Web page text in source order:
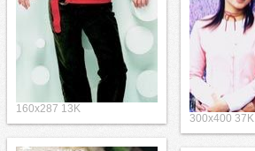
160x287 13K
300x400 37K